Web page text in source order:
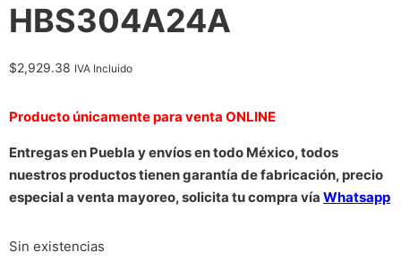
HBS304A24A
$2,929.38 IVA Incluido
Producto únicamente para venta ONLINE
Entregas en Puebla y envíos en todo México, todos
nuestros productos tienen garantía de fabricación, precio
especial a venta mayoreo, solicita tu compra vía Whatsapp
Sin existencias